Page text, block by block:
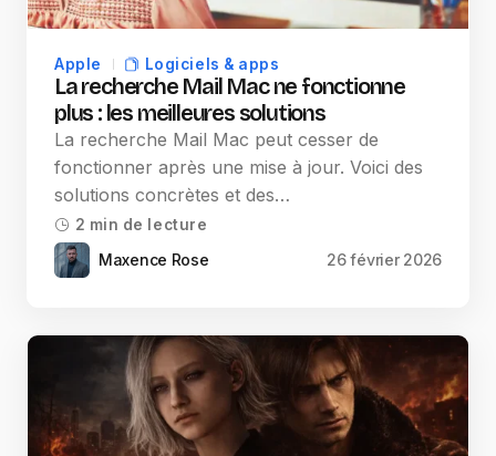
Apple Logiciels & apps
La recherche Mail Mac ne fonctionne
plus : les meilleures solutions
La recherche Mail Mac peut cesser de
fonctionner après une mise à jour. Voici des
solutions concrètes et des…
2 min de lecture
Maxence Rose 26 février 2026